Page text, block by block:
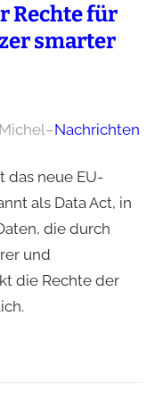
Rechte für
smarter
–Nachrichten
das neue EU-
als Data Act, in
die durch
und
die Rechte der